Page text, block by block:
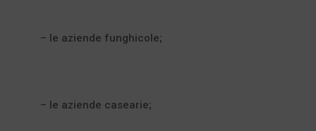
– le aziende funghicole;
– le aziende casearie;